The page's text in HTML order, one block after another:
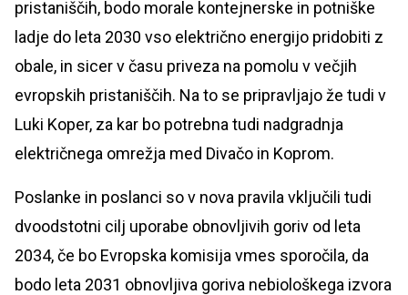
pristaniščih, bodo morale kontejnerske in potniške
ladje do leta 2030 vso električno energijo pridobiti z
obale, in sicer v času priveza na pomolu v večjih
evropskih pristaniščih. Na to se pripravljajo že tudi v
Luki Koper, za kar bo potrebna tudi nadgradnja
električnega omrežja med Divačo in Koprom.
Poslanke in poslanci so v nova pravila vključili tudi
dvoodstotni cilj uporabe obnovljivih goriv od leta
2034, če bo Evropska komisija vmes sporočila, da
bodo leta 2031 obnovljiva goriva nebiološkega izvora